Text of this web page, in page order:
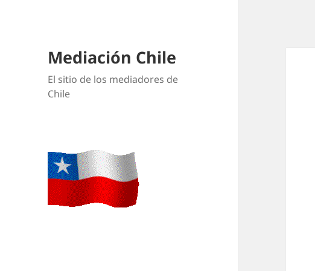
Mediación Chile
El sitio de los mediadores de
Chile